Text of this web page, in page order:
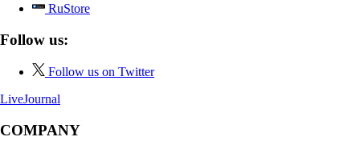
RuStore
Follow us:
Follow us on Twitter
LiveJournal
COMPANY